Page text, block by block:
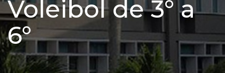
Voleibol de 3° a
6°